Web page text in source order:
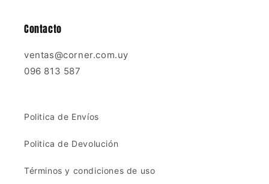
Contacto
ventas@corner.com.uy
096 813 587
Politica de Envíos
Politica de Devolución
Términos y condiciones de uso